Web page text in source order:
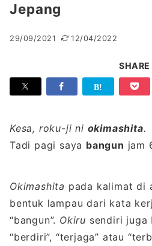
Jepang
29/09/2021 12/04/2022
SHARE
Kesa, roku-ji ni okimashita.
Tadi pagi saya bangun jam
Okimashita pada kalimat di
bentuk lampau dari kata
“bangun”. Okiru sendiri juga
“berdiri”, “terjaga” atau